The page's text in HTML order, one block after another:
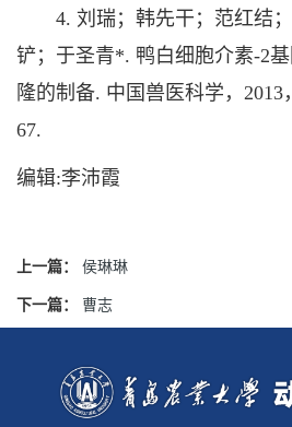
4. 刘瑞；韩先干；范红结；
铲；于圣青*. 鸭白细胞介素-2
隆的制备. 中国兽医科学，2013
67.
编辑:李沛霞
上一篇： 侯琳琳
下一篇： 曹志